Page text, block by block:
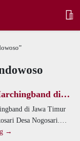
di
Nogosari
di Jawa Timur
Desa Nogosari.
drumband dan
→